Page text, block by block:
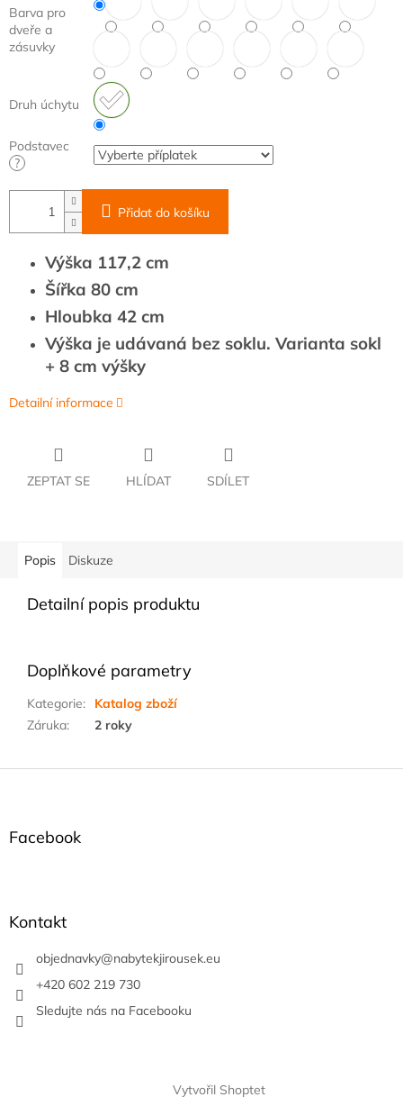
Barva pro
dveře a
zásuvky
Druh úchytu
Podstavec
?
Přidat do košíku
Výška 117,2 cm
Šířka 80 cm
Hloubka 42 cm
Výška je udávaná bez soklu. Varianta sokl
+ 8 cm výšky
Detailní informace
ZEPTAT SE HLÍDAT SDÍLET
Popis Diskuze
Detailní popis produktu
Doplňkové parametry
Kategorie:
Katalog zboží
Záruka: 2 roky
Facebook
Kontakt
objednavky@nabytekjirousek.eu
+420 602 219 730
Sledujte nás na Facebooku
Vytvořil Shoptet